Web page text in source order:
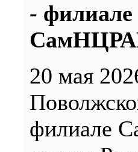
- филиале
20 мая
филиале